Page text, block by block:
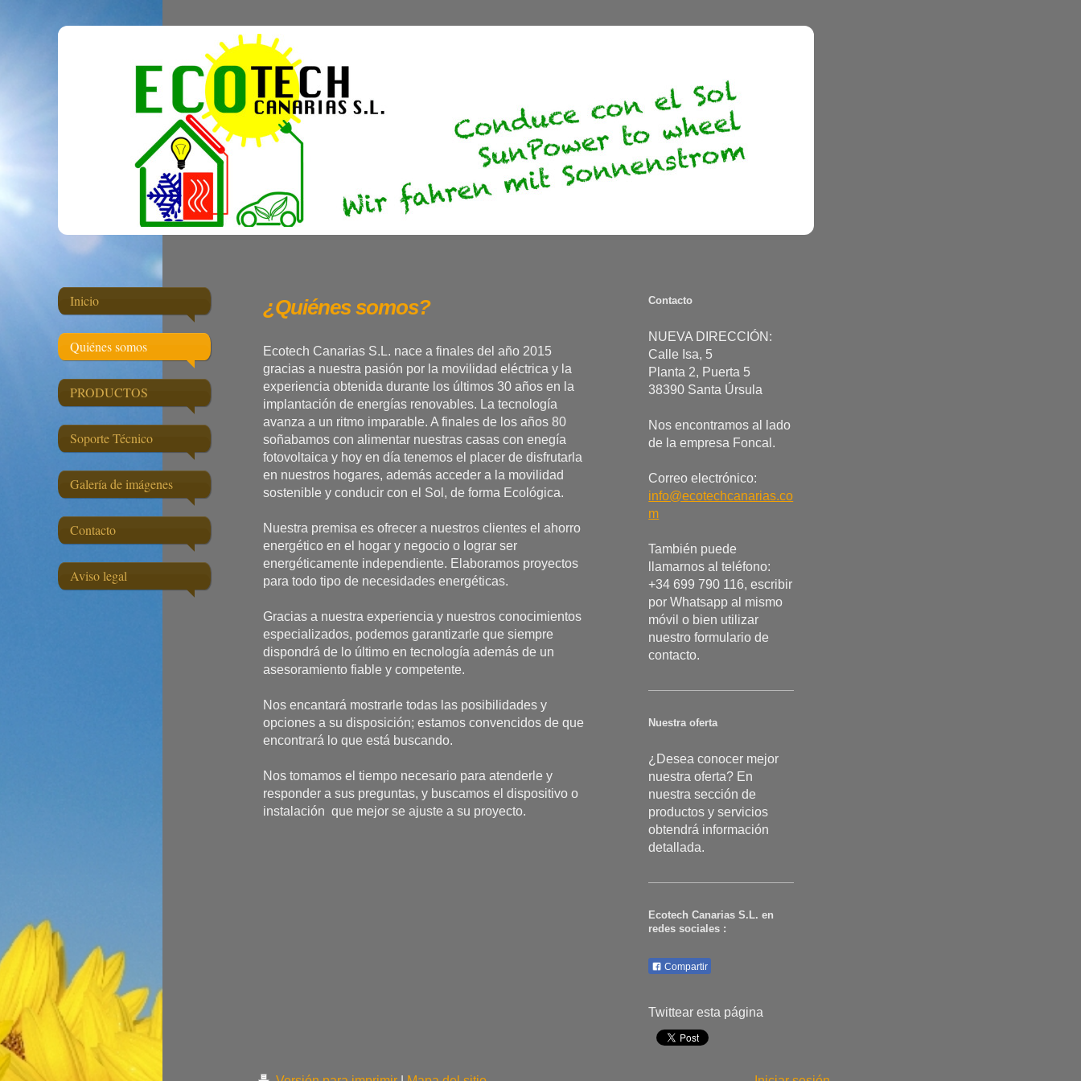
Inicio
Quiénes somos
PRODUCTOS
Soporte Técnico
Galería de imágenes
Contacto
Aviso legal
¿Quiénes somos?
Ecotech Canarias S.L. nace a finales del año 2015
gracias a nuestra pasión por la movilidad eléctrica y la
experiencia obtenida durante los últimos 30 años en la
implantación de energías renovables. La tecnología
avanza a un ritmo imparable. A finales de los años 80
soñabamos con alimentar nuestras casas con enegía
fotovoltaica y hoy en día tenemos el placer de disfrutarla
en nuestros hogares, además acceder a la movilidad
sostenible y conducir con el Sol, de forma Ecológica.
Nuestra premisa es ofrecer a nuestros clientes el ahorro
energético en el hogar y negocio o lograr ser
energéticamente independiente. Elaboramos proyectos
para todo tipo de necesidades energéticas.
Gracias a nuestra experiencia y nuestros conocimientos
especializados, podemos garantizarle que siempre
dispondrá de lo último en tecnología además de un
asesoramiento fiable y competente.
Nos encantará mostrarle todas las posibilidades y
opciones a su disposición; estamos convencidos de que
encontrará lo que está buscando.
Nos tomamos el tiempo necesario para atenderle y
responder a sus preguntas, y buscamos el dispositivo o
instalación que mejor se ajuste a su proyecto.
Contacto
NUEVA DIRECCIÓN:
Calle Isa, 5
Planta 2, Puerta 5
38390 Santa Úrsula
Nos encontramos al lado
de la empresa Foncal.
Correo electrónico:
info@ecotechcanarias.co
m
También puede
llamarnos al teléfono:
+34 699 790 116, escribir
por Whatsapp al mismo
móvil o bien utilizar
nuestro formulario de
contacto.
Nuestra oferta
¿Desea conocer mejor
nuestra oferta? En
nuestra sección de
productos y servicios
obtendrá información
detallada.
Ecotech Canarias S.L. en
redes sociales :
Compartir
Twittear esta página